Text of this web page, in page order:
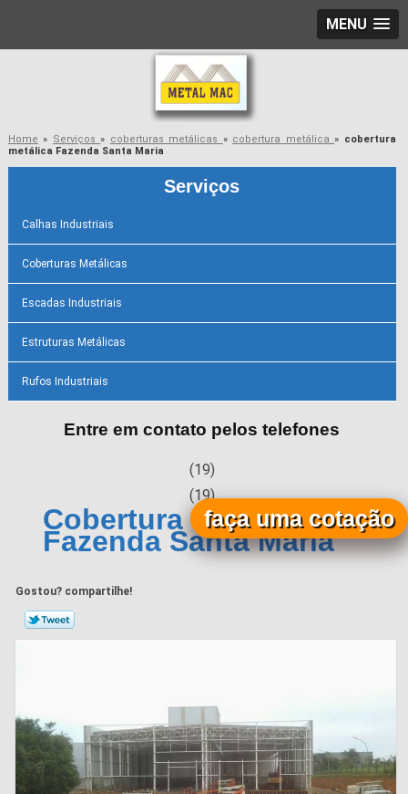
MENU
Home » Serviços» coberturas metálicas » cobertura metálica» cobertura
metálica Fazenda Santa Maria
Serviços
Calhas Industriais
Coberturas Metálicas
Escadas Industriais
Estruturas Metálicas
Rufos Industriais
Entre em contato pelos telefones
(19)
(19)
Cobertura Metálica
Fazenda Santa Maria
Gostou? compartilhe!
faça uma cotação